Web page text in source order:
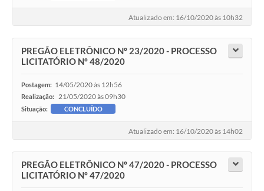
Atualizado em: 16/10/2020 às 10h32
PREGÃO ELETRÔNICO Nº 23/2020 - PROCESSO
LICITATÓRIO Nº 48/2020
Postagem: 14/05/2020 às 12h56
Realização: 21/05/2020 às 09h30
Situação: CONCLUÍDO
Atualizado em: 16/10/2020 às 14h02
PREGÃO ELETRÔNICO Nº 47/2020 - PROCESSO
LICITATÓRIO Nº 47/2020